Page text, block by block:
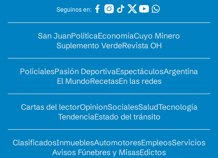
Seguinos en:
San JuanPolíticaEconomíaCuyo Minero
Suplemento VerdeRevista OH
PolicialesPasión DeportivaEspectáculosArgentina
El MundoRecetasEn las redes
Cartas del lectorOpinionSocialesSaludTecnología
TendenciaEstado del tránsito
ClasificadosInmueblesAutomotoresEmpleosServicios
Avisos Fúnebres y MisasEdictos